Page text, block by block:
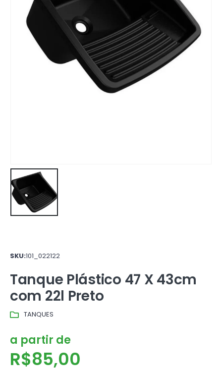
SKU:101_022122
Tanque Plástico 47 X 43cm
com 22l Preto
TANQUES
a partir de
R$85,00